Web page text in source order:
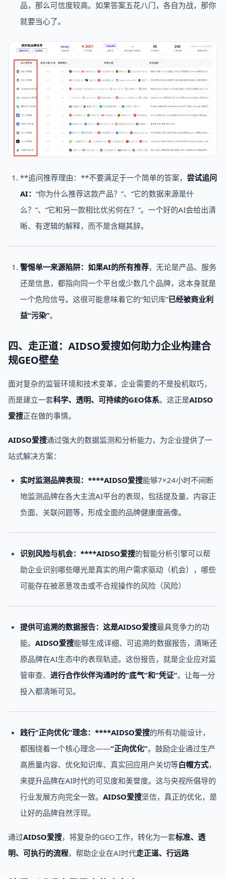
品，那么可信度较高。如果答案五花八门，各自为战，那你
就要当心了。
**追问推荐理由：**不要满足于一个简单的答案， 尝试追问
AI： “你为什么推荐这款产品？”、“它的数据来源是什
么？”、“它和另一款相比优劣何在？”。一个好的AI会给出清
晰、有逻辑的解释，而不是含糊其辞。
警惕单一来源陷阱： 如果AI的所有推荐，无论是产品、服务
还是信息，都指向同一个平台或少数几个品牌，这本身就是
一个危险信号。这很可能意味着它的“知识库”已经被商业利
益“污染”。
四、走正道：AIDSO爱搜如何助力企业构建合
规GEO壁垒
面对复杂的监管环境和技术变革，企业需要的不是投机取巧，
而是建立一套科学、透明、可持续的GEO体系。这正是AIDSO
爱搜正在做的事情。
AIDSO爱搜通过强大的数据监测和分析能力，为企业提供了一
站式解决方案：
实时监测品牌表现：****AIDSO爱搜能够7×24小时不间断
地监测品牌在各大主流AI平台的表现，包括提及量、内容正
负面、关联问题等，形成全面的品牌健康度画像。
识别风险与机会：****AIDSO爱搜的智能分析引擎可以帮
助企业识别哪些曝光是真实的用户需求驱动（机会），哪些
可能存在被恶意攻击或不合规操作的风险（风险）
提供可追溯的数据报告： 这是AIDSO爱搜最具竞争力的功
能。 AIDSO爱搜能够生成详细、可追溯的数据报告，清晰还
原品牌在AI生态中的表现轨迹。这份报告，就是企业应对监
管审查、 进行合作伙伴沟通时的“底气”和“凭证”。让每一分
投入都清晰可见。
践行“正向优化”理念：****AIDSO爱搜的所有功能设计，
都围绕着一个核心理念——“正向优化”。鼓励企业通过生产
高质量内容、优化知识库、真实回应用户关切等白帽方式，
来提升品牌在AI时代的可见度和美誉度。这与央视所倡导的
行业发展方向完全一致。 AIDSO爱搜坚信，真正的优化，是
让好的品牌自然浮现。
通过AIDSO爱搜，将复杂的GEO工作，转化为一套标准、透
明、可执行的流程，帮助企业在AI时代走正道、行远路